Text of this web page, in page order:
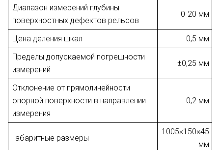
Диапазон измерений глубины
поверхностных дефектов рельсов
0-20 мм
Цена деления шкал
0,5 мм
Пределы допускаемой погрешности
измерений
±0,25 мм
Отклонение от прямолинейности
опорной поверхности в направлении
измерения
0,2 мм
Габаритные размеры
1005×150×45
мм